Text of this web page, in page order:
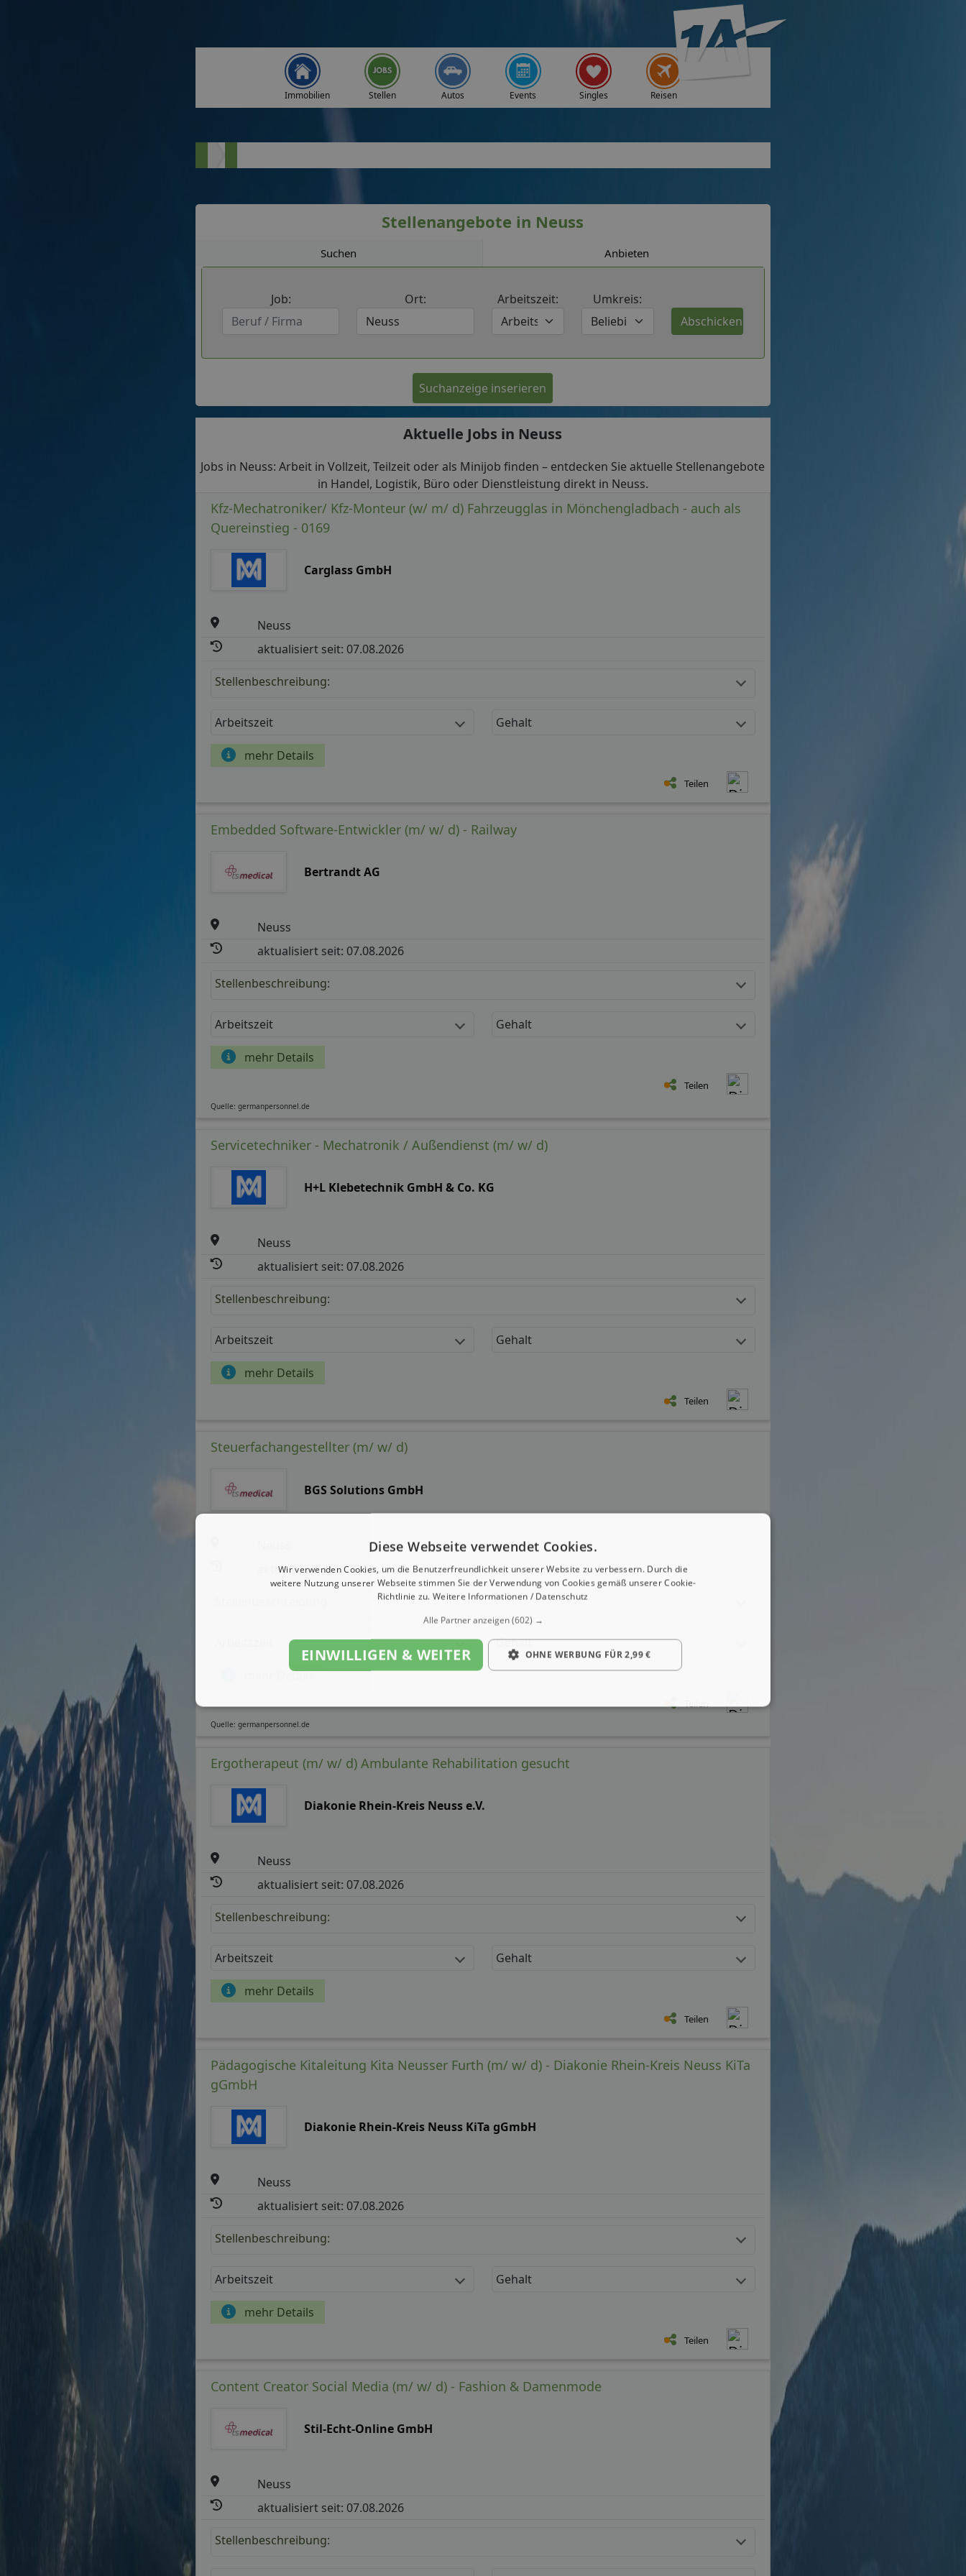
Immobilien Stellen Autos Events Singles Reisen
Stellenangebote in Neuss
Suchen Anbieten
Job: Ort: Arbeitszeit: Umkreis:
Suchanzeige inserieren
Aktuelle Jobs in Neuss
Jobs in Neuss: Arbeit in Vollzeit, Teilzeit oder als Minijob finden – entdecken Sie aktuelle Stellenangebote
in Handel, Logistik, Büro oder Dienstleistung direkt in Neuss.
Kfz-Mechatroniker/ Kfz-Monteur (w/ m/ d) Fahrzeugglas in Mönchengladbach - auch als
Quereinstieg - 0169
Carglass GmbH
Neuss
aktualisiert seit: 07.08.2026
Stellenbeschreibung:
Arbeitszeit Gehalt
mehr Details
Teilen
Embedded Software-Entwickler (m/ w/ d) - Railway
Bertrandt AG
Neuss
aktualisiert seit: 07.08.2026
Stellenbeschreibung:
Arbeitszeit Gehalt
mehr Details
Teilen
Quelle: germanpersonnel.de
Servicetechniker - Mechatronik / Außendienst (m/ w/ d)
H+L Klebetechnik GmbH & Co. KG
Neuss
aktualisiert seit: 07.08.2026
Stellenbeschreibung:
Arbeitszeit Gehalt
mehr Details
Teilen
Steuerfachangestellter (m/ w/ d)
BGS Solutions GmbH
aktualisiert seit: 07.08.2026
Gehalt
mehr Details
Teilen
Quelle: germanpersonnel.de
Ergotherapeut (m/ w/ d) Ambulante Rehabilitation gesucht
Diakonie Rhein-Kreis Neuss e.V.
Neuss
aktualisiert seit: 07.08.2026
Stellenbeschreibung:
Arbeitszeit Gehalt
mehr Details
Teilen
Pädagogische Kitaleitung Kita Neusser Furth (m/ w/ d) - Diakonie Rhein-Kreis Neuss KiTa
gGmbH
Diakonie Rhein-Kreis Neuss KiTa gGmbH
Neuss
aktualisiert seit: 07.08.2026
Stellenbeschreibung:
Arbeitszeit Gehalt
mehr Details
Teilen
Content Creator Social Media (m/ w/ d) - Fashion & Damenmode
Stil-Echt-Online GmbH
Neuss
aktualisiert seit: 07.08.2026
Stellenbeschreibung:
Diese Webseite verwendet Cookies.
Wir verwenden Cookies, um die Benutzerfreundlichkeit unserer Website zu verbessern. Durch die
weitere Nutzung unserer Webseite stimmen Sie der Verwendung von Cookies gemäß unserer Cookie-
Richtlinie zu. Weitere Informationen / Datenschutz
Alle Partner anzeigen(602) →
EINWILLIGEN & WEITER OHNE WERBUNG FÜR 2,99 €